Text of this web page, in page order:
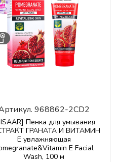
968862-2CD2
Пенка для умывания
ГРАНАТА И ВИТАМИН
Е увлажняющая
E Facial
Wash, 100 м